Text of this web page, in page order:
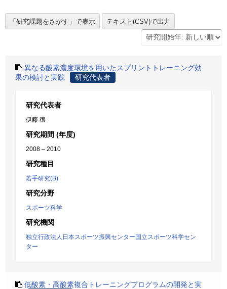
異なる酸素濃度環境を用いたスプリントトレーニング効
果の検討と実践
研究代表者
研究代表者
伊藤 穣
研究期間 (年度)
2008 – 2010
研究種目
若手研究(B)
研究分野
スポーツ科学
研究機関
独立行政法人日本スポーツ振興センター国立スポーツ科学セン
ター
低酸素・高酸素複合トレーニングプログラムの開発と実